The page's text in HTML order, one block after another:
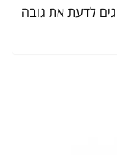
לדעת את גובה